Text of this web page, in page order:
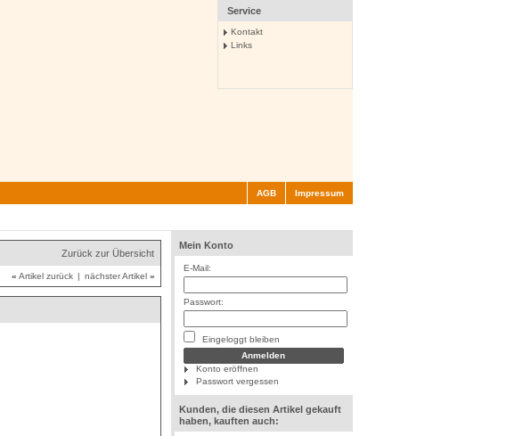
Service
Kontakt
Links
AGB Impressum
Mein Konto
E-Mail:
Passwort:
Eingeloggt bleiben
Konto eröffnen
Passwort vergessen
Kunden, die diesen Artikel gekauft
haben, kauften auch:
Zurück zur Übersicht
« Artikel zurück | nächster Artikel »